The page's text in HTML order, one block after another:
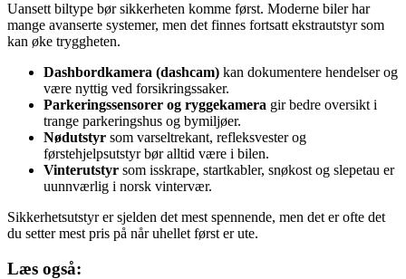
Uansett biltype bør sikkerheten komme først. Moderne biler har
mange avanserte systemer, men det finnes fortsatt ekstrautstyr som
kan øke tryggheten.
Dashbordkamera (dashcam) kan dokumentere hendelser og
være nyttig ved forsikringssaker.
Parkeringssensorer og ryggekamera gir bedre oversikt i
trange parkeringshus og bymiljøer.
Nødutstyr som varseltrekant, refleksvester og
førstehjelpsutstyr bør alltid være i bilen.
Vinterutstyr som isskrape, startkabler, snøkost og slepetau er
uunnværlig i norsk vintervær.
Sikkerhetsutstyr er sjelden det mest spennende, men det er ofte det
du setter mest pris på når uhellet først er ute.
Læs også: